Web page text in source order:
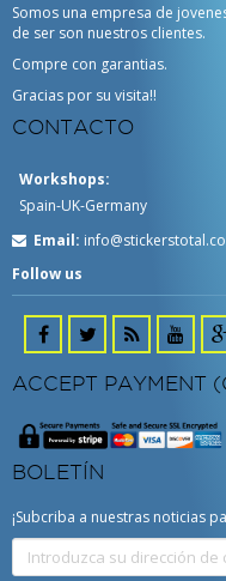
Somos una empresa de
de ser son nuestros clientes.
Compre con garantias.
Gracias por su visita!!
CONTACTO
Workshops:
Spain-UK-Germany
Email:
Follow us
ACCEPT PAYMENT
BOLETÍN
¡Subcriba a nuestras noticias